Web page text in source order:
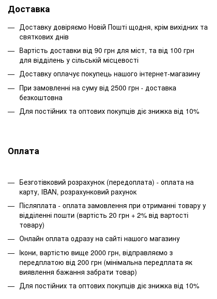
Доставка
Доставку довіряємо Новій Пошті щодня, крім вихідних та
святкових днів
Вартість доставки від 90 грн для міст, та від 100 грн
для відділень у сільській місцевості
Доставку оплачує покупець нашого інтернет-магазину
При замовленні на суму від 2500 грн - доставка
безкоштовна
Для постійних та оптових покупців діє знижка від 10%
Оплата
Безготівковий розрахунок (передоплата) - оплата на
карту, IBAN, розрахунковий рахунок
Післяплата - оплата замовлення при отриманні товару у
відділенні пошти (вартість 20 грн + 2% від вартості
товару)
Онлайн оплата одразу на сайті нашого магазину
Ікони, вартістю вище 2000 грн, відправляємо з
передплатою від 200 грн (мінімальна передплата як
виявлення бажання забрати товар)
Для постійних та оптових покупців діє знижка від 10%